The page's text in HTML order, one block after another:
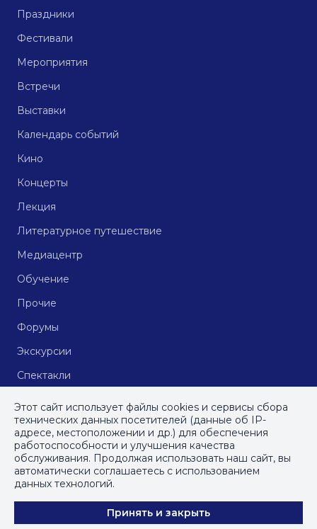
Праздники
Фестивали
Мероприятия
Встречи
Выставки
Календарь событий
Кино
Концерты
Лекция
Литературное путешествие
Медиацентр
Обучение
Прочие
Форумы
Экскурсии
Спектакли
© СПб ГБУДПО«Институт культурных программ», 2023
ПОЛИТИКА КОНФИДЕНЦИАЛЬНОСТИ
Этот сайт использует файлы cookies и сервисы сбора
технических данных посетителей (данные об IP-
адресе, местоположении и др.) для обеспечения
работоспособности и улучшения качества
обслуживания. Продолжая использовать наш сайт, вы
автоматически соглашаетесь с использованием
данных технологий.
Принять и закрыть